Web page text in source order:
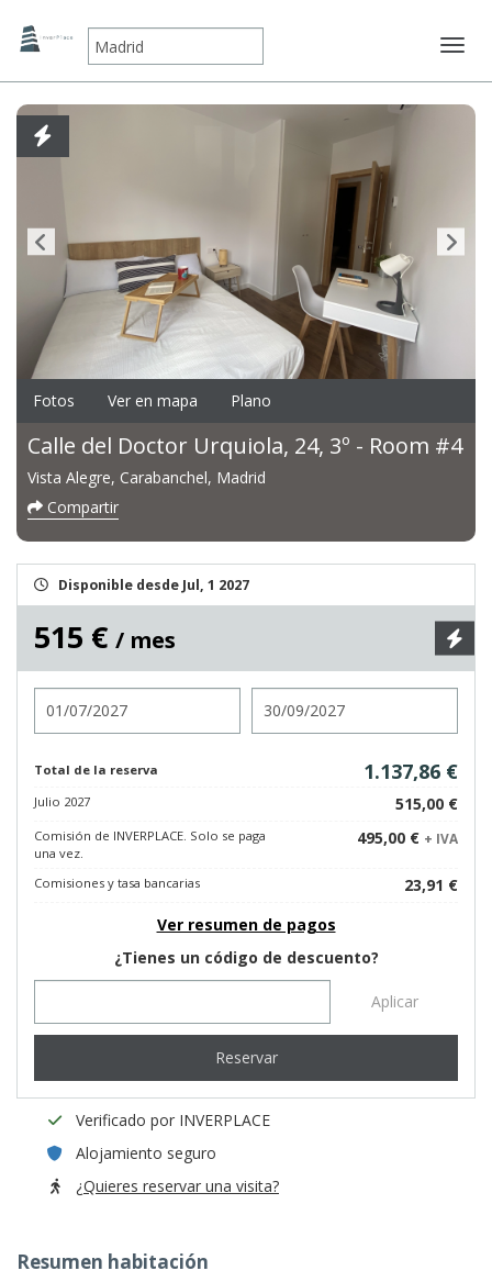
Fotos Ver en mapa Plano
Calle del Doctor Urquiola, 24, 3º - Room #4
Vista Alegre, Carabanchel, Madrid
Compartir
Disponible desde Jul, 1 2027
515 € / mes
Total de la reserva 1.137,86 €
Julio 2027 515,00 €
Comisión de INVERPLACE. Solo se paga
una vez.
495,00 € + IVA
Comisiones y tasa bancarias
23,91 €
Ver resumen de pagos
¿Tienes un código de descuento?
Aplicar
Reservar
Verificado por INVERPLACE
Alojamiento seguro
¿Quieres reservar una visita?
Resumen habitación